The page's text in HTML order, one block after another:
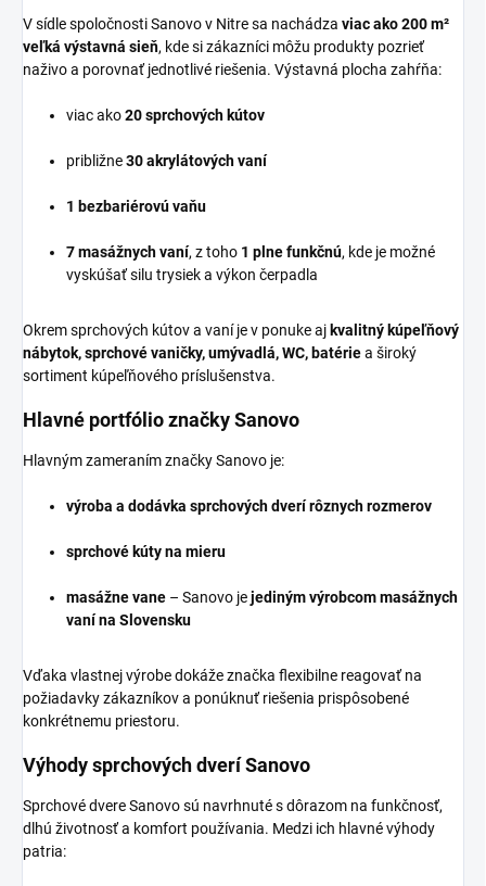
V sídle spoločnosti Sanovo v Nitre sa nachádza viac ako 200 m²
veľká výstavná sieň, kde si zákazníci môžu produkty pozrieť
naživo a porovnať jednotlivé riešenia. Výstavná plocha zahŕňa:
viac ako20 sprchových kútov
približne30 akrylátových vaní
1 bezbariérovú vaňu
7 masážnych vaní, z toho 1 plne funkčnú, kde je možné
vyskúšať silu trysiek a výkon čerpadla
Okrem sprchových kútov a vaní je v ponuke ajkvalitný kúpeľňový
nábytok, sprchové vaničky, umývadlá, WC, batériea široký
sortiment kúpeľňového príslušenstva.
Hlavné portfólio značky Sanovo
Hlavným zameraním značky Sanovo je:
výroba a dodávka sprchových dverí rôznych rozmerov
sprchové kúty na mieru
masážne vane – Sanovo jejediným výrobcom masážnych
vaní na Slovensku
Vďaka vlastnej výrobe dokáže značka flexibilne reagovať na
požiadavky zákazníkov a ponúknuť riešenia prispôsobené
konkrétnemu priestoru.
Výhody sprchových dverí Sanovo
Sprchové dvere Sanovo sú navrhnuté s dôrazom na funkčnosť,
dlhú životnosť a komfort používania. Medzi ich hlavné výhody
patria: